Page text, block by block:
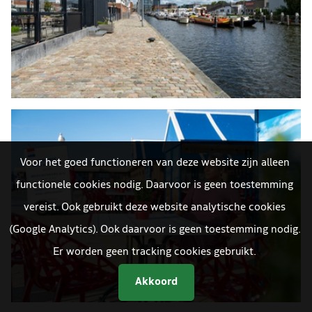
Voor het goed functioneren van deze website zijn alleen
functionele cookies nodig. Daarvoor is geen toestemming
vereist. Ook gebruikt deze website analytische cookies
(Google Analytics). Ook daarvoor is geen toestemming nodig.
Er worden geen tracking cookies gebruikt.
Akkoord